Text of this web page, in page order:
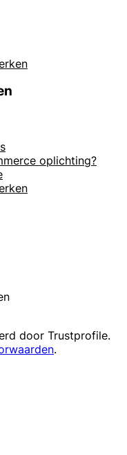
oplichting?
door Trustprofile.
.